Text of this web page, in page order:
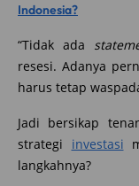
Indonesia?
“Tidak ada
resesi. Adanya
harus tetap
Jadi bersikap
strategi investasi
langkahnya?